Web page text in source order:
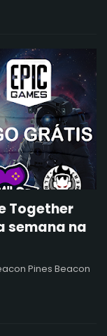
Together
semana na
Pines Beacon